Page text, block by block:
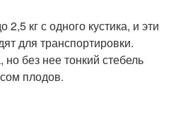
2,5 кг с одного кустика, и эти
для транспортировки.
без нее тонкий стебель
плодов.